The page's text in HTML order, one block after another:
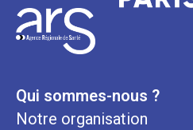
Qui sommes-nous ?
Notre organisation